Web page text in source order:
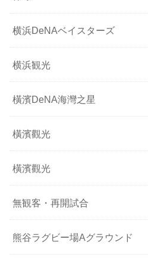
横浜DeNAベイスターズ
横浜観光
橫濱DeNA海灣之星
橫濱觀光
橫濱觀光
無観客・再開試合
熊谷ラグビー場Aグラウンド